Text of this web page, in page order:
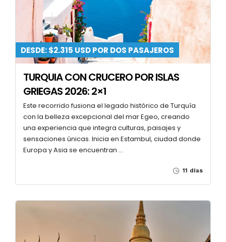
DESDE: $2.315 USD POR DOS PASAJEROS
TURQUIA CON CRUCERO POR ISLAS
GRIEGAS 2026: 2×1
Este recorrido fusiona el legado histórico de Turquía
con la belleza excepcional del mar Egeo, creando
una experiencia que integra culturas, paisajes y
sensaciones únicas. Inicia en Estambul, ciudad donde
Europa y Asia se encuentran …
11 días